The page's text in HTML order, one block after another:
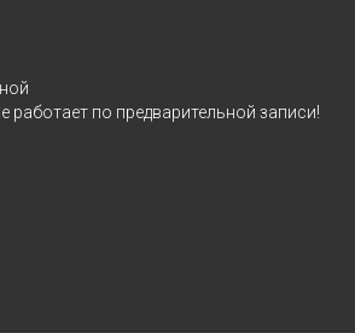
работает по предварительной записи!